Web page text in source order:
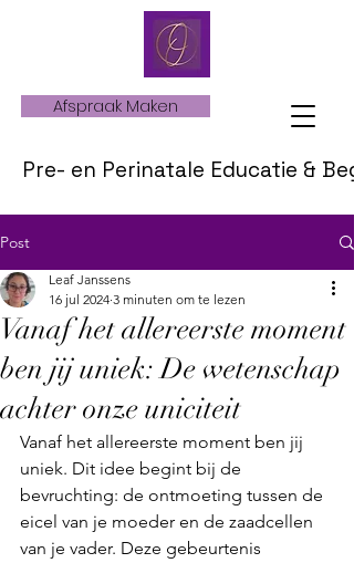
Afspraak Maken
Pre- en Perinatale Educatie &
Post
Vanaf het allereerste moment
ben jij uniek: De wetenschap
achter onze uniciteit
Leaf Janssens
16 jul 2024 3 minuten om te lezen
Vanaf het allereerste moment ben jij
uniek. Dit idee begint bij de
bevruchting: de ontmoeting tussen de
eicel van je moeder en de zaadcellen
van je vader. Deze gebeurtenis